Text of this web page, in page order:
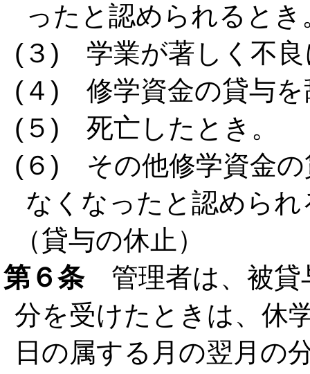
ったと認められるとき
(３) 学業が著しく不良
(４) 修学資金の貸与を
(５) 死亡したとき。
(６) その他修学資金の
なくなったと認められ
（貸与の休止）
第６条管理者は、被貸
分を受けたときは、休
日の属する月の翌月の